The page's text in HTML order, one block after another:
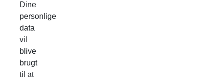
Dine
personlige
data
vil
blive
brugt
til at